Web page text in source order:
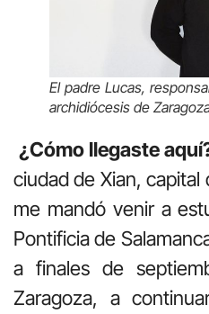
El padre Lucas,
archidiócesis de
¿Cómo llegaste
ciudad de Xian, capital
me mandó venir a
Pontificia de
a finales de
Zaragoza, a